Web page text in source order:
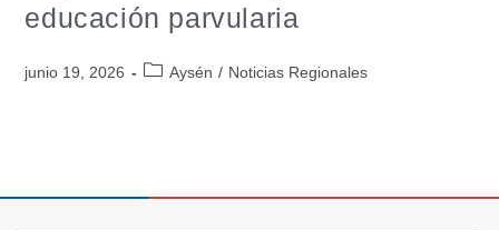
educación parvularia
junio 19, 2026 Aysén / Noticias Regionales